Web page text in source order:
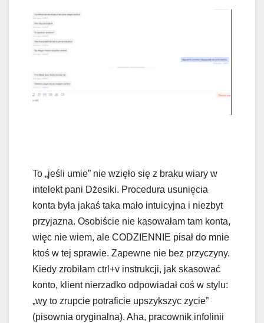
To „jeśli umie” nie wzięło się z braku wiary w
intelekt pani Dżesiki. Procedura usunięcia
konta była jakaś taka mało intuicyjna i niezbyt
przyjazna. Osobiście nie kasowałam tam konta,
więc nie wiem, ale CODZIENNIE pisał do mnie
ktoś w tej sprawie. Zapewne nie bez przyczyny.
Kiedy zrobiłam ctrl+v instrukcji, jak skasować
konto, klient nierzadko odpowiadał coś w stylu:
„wy to zrupcie potraficie upszykszyc zycie”
(pisownia oryginalna). Aha, pracownik infolinii